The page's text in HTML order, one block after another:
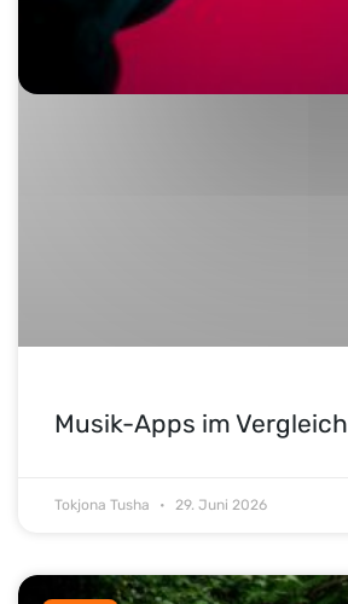
Musik-Apps im Vergleich
Tokjona Tusha 29. Juni 2026